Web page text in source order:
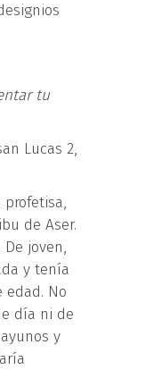
tu
Lucas 2,
de Aser.
joven,
y tenía
edad. No
día ni de
y